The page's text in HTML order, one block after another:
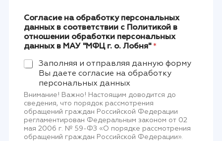
Согласие на обработку персональных
данных в соответствии с Политикой в
отношении обработки персональных
данных в МАУ "МФЦ г. о. Лобня"*
Заполняя и отправляя данную форму
Вы даете согласие на обработку
персональных данных
Внимание! Важно! Настоящим доводится до
сведения, что порядок рассмотрения
обращений граждан Российской Федерации
регламентирован Федеральным законом от 02
мая 2006 г. № 59-ФЗ «О порядке рассмотрения
обращений граждан Российской Федерации».